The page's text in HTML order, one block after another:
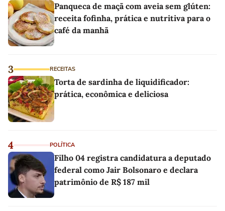
Panqueca de maçã com aveia sem glúten:
receita fofinha, prática e nutritiva para o
café da manhã
3 RECEITAS
Torta de sardinha de liquidificador:
prática, econômica e deliciosa
4 POLÍTICA
Filho 04 registra candidatura a deputado
federal como Jair Bolsonaro e declara
patrimônio de R$ 187 mil